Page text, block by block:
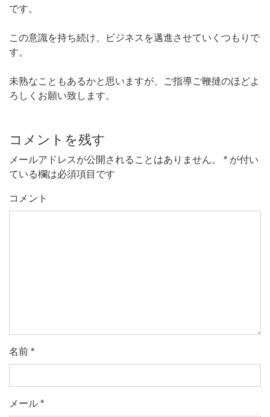
です。
この意識を持ち続け、ビジネスを邁進させていくつもりで
す。
未熟なこともあるかと思いますが、ご指導ご鞭撻のほどよ
ろしくお願い致します。
コメントを残す
メールアドレスが公開されることはありません。 * が付い
ている欄は必須項目です
コメント
名前 *
メール *